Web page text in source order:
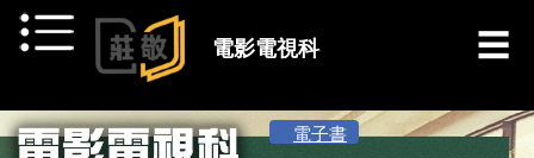
跳到主要內容
電影電視科
電子書